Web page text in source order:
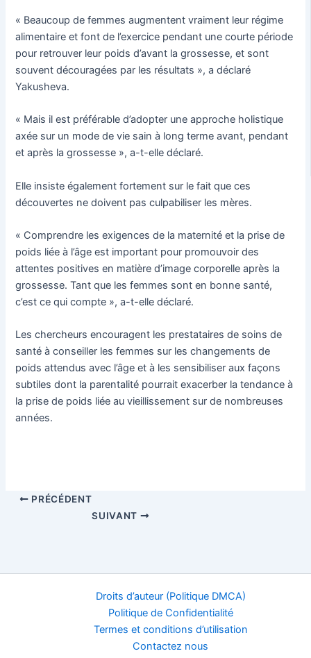
« Beaucoup de femmes augmentent vraiment leur régime
alimentaire et font de l’exercice pendant une courte période
pour retrouver leur poids d’avant la grossesse, et sont
souvent découragées par les résultats », a déclaré
Yakusheva.
« Mais il est préférable d’adopter une approche holistique
axée sur un mode de vie sain à long terme avant, pendant
et après la grossesse », a-t-elle déclaré.
Elle insiste également fortement sur le fait que ces
découvertes ne doivent pas culpabiliser les mères.
« Comprendre les exigences de la maternité et la prise de
poids liée à l’âge est important pour promouvoir des
attentes positives en matière d’image corporelle après la
grossesse. Tant que les femmes sont en bonne santé,
c’est ce qui compte », a-t-elle déclaré.
Les chercheurs encouragent les prestataires de soins de
santé à conseiller les femmes sur les changements de
poids attendus avec l’âge et à les sensibiliser aux façons
subtiles dont la parentalité pourrait exacerber la tendance à
la prise de poids liée au vieillissement sur de nombreuses
années.
PRÉCÉDENT
SUIVANT
Droits d’auteur (Politique DMCA)
Politique de Confidentialité
Termes et conditions d’utilisation
Contactez nous